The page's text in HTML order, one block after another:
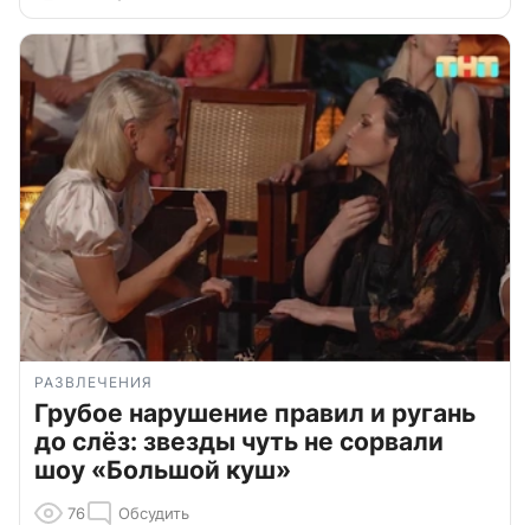
РАЗВЛЕЧЕНИЯ
Грубое нарушение правил и ругань
до слёз: звезды чуть не сорвали
шоу «Большой куш»
76 Обсудить